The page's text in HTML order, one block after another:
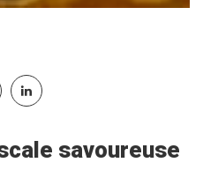
savoureuse